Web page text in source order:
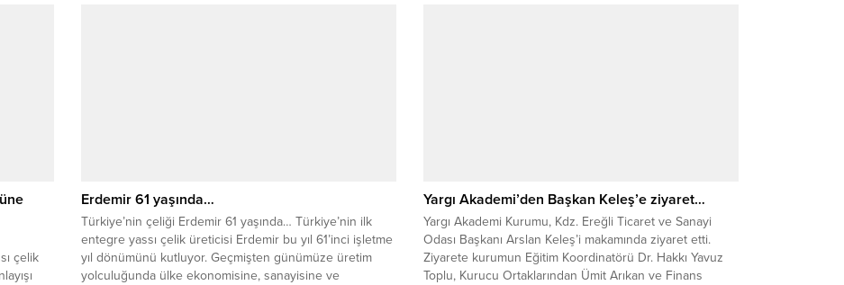
çelik
Erdemir 61 yaşında…
Türkiye’nin çeliği Erdemir 61 yaşında… Türkiye’nin ilk
entegre yassı çelik üreticisi Erdemir bu yıl 61’inci işletme
yıl dönümünü kutluyor. Geçmişten günümüze üretim
yolculuğunda ülke ekonomisine, sanayisine ve
Yargı Akademi’den Başkan Keleş’e ziyaret…
Yargı Akademi Kurumu, Kdz. Ereğli Ticaret ve Sanayi
Odası Başkanı Arslan Keleş’i makamında ziyaret etti.
Ziyarete kurumun Eğitim Koordinatörü Dr. Hakkı Yavuz
Toplu, Kurucu Ortaklarından Ümit Arıkan ve Finans